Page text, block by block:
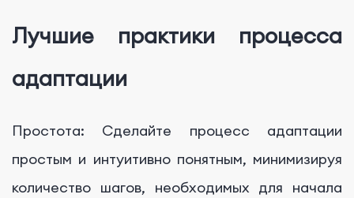
Лучшие практики процесса
адаптации
Простота: Сделайте процесс адаптации
простым и интуитивно понятным, минимизируя
количество шагов, необходимых для начала